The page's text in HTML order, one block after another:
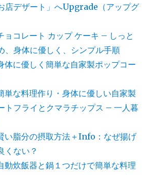
店デザート」へUpgrade（アップグ
コレート カップ ケーキ – しっと
、身体に優しく、シンプル手順
に優しく簡単な自家製ポップコー
な料理作り・身体に優しい自家製
トフライとクマラチップス – 一人暮
い脂分の摂取方法＋Info：なぜ揚げ
くない？
炊飯器と鍋１つだけで簡単な料理